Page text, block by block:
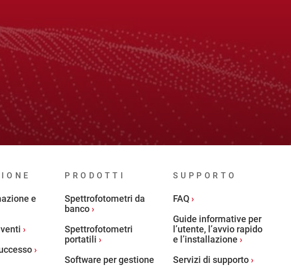
e
PRODOTTI
Spettrofotometri da
banco
Spettrofotometri
portatili
Software per gestione
SUPPORTO
FAQ
Guide informative per
l’utente, l’avvio rapido
e l’installazione
Servizi di supporto